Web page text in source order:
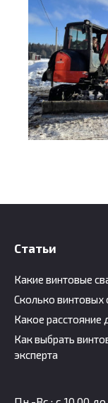
Статьи
Какие винтовые
Сколько винтовых
Какое
Как выбрать
эксперта